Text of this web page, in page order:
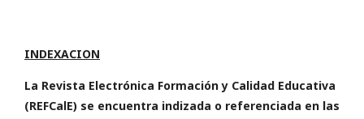
INDEXACION
La Revista Electrónica Formación y Calidad Educativa
(REFCalE) se encuentra indizada o referenciada en las